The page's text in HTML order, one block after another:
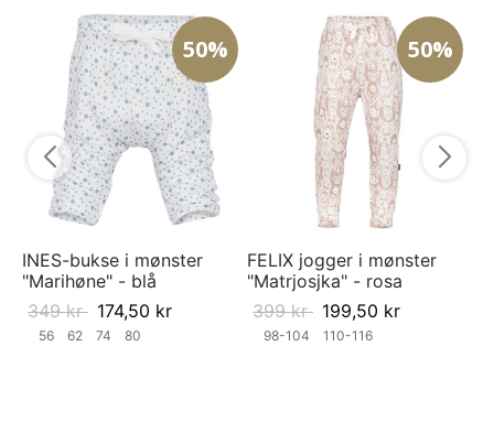
50%
INES-bukse i mønster
"Marihøne" - blå
349kr 174,50 kr
56 62 74 80
50%
FELIX jogger i mønster
"Matrjosjka" - rosa
399kr 199,50 kr
98-104 110-116